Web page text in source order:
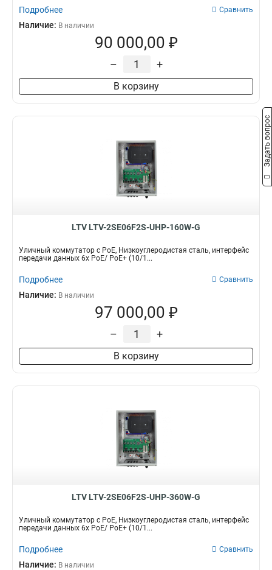
Подробнее Сравнить
Наличие: В наличии
90 000,00 ₽
– +
В корзину
LTV LTV-2SE06F2S-UHP-160W-G
Уличный коммутатор с PoE, Низкоуглеродистая сталь, интерфейс
передачи данных 6x PoE/ PoE+ (10/1...
Подробнее Сравнить
Наличие: В наличии
97 000,00 ₽
– +
В корзину
LTV LTV-2SE06F2S-UHP-360W-G
Уличный коммутатор с PoE, Низкоуглеродистая сталь, интерфейс
передачи данных 6x PoE/ PoE+ (10/1...
Подробнее Сравнить
Наличие: В наличии
Задать вопрос